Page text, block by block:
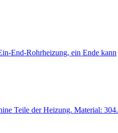
End-Rohrheizung, ein Ende kann
Teile der Heizung. Material: 304.